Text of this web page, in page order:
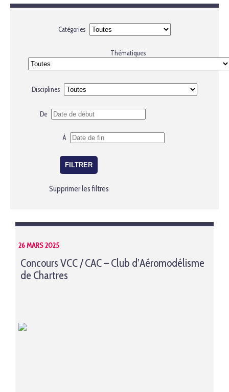
Catégories
Thématiques
Disciplines
De
À
Supprimer les filtres
26 MARS 2025
Concours VCC / CAC – Club d’Aéromodélisme
de Chartres